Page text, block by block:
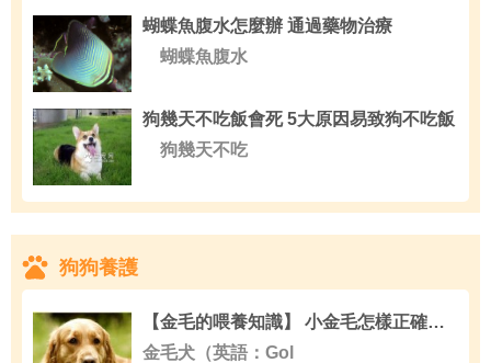
蝴蝶魚腹水怎麼辦 通過藥物治療
蝴蝶魚腹水
狗幾天不吃飯會死 5大原因易致狗不吃飯
狗幾天不吃
狗狗養護
【金毛的喂養知識】 小金毛怎樣正確喂養
金毛犬（英語：Gol